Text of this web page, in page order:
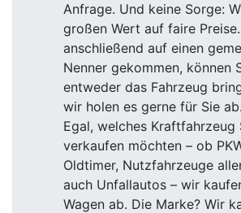
Anfrage. Und keine Sorge:
großen Wert auf faire
anschließend auf einen
Nenner gekommen, können
entweder das Fahrzeug
wir holen es gerne für Sie ab.
Egal, welches Kraftfahrzeug
verkaufen möchten – ob
Oldtimer, Nutzfahrzeuge
auch Unfallautos – wir
Wagen ab. Die Marke? Wir